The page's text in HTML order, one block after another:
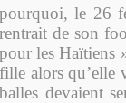
pourquoi, le 26
rentrait de son
pour les Haïtiens
fille alors qu’elle
balles devaient